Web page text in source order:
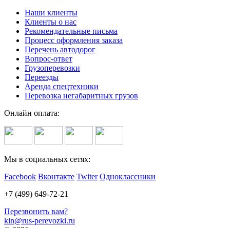
Наши клиенты
Клиенты о нас
Рекомендательные письма
Процесс оформления заказа
Перечень автодорог
Вопрос-ответ
Грузоперевозки
Переезды
Аренда спецтехники
Перевозка негабаритных грузов
Онлайн оплата:
Мы в социальных сетях:
Facebook Вконтакте Twiter Одноклассники
+7 (499) 649-72-21
Перезвонить вам?
kin@rus-perevozki.ru